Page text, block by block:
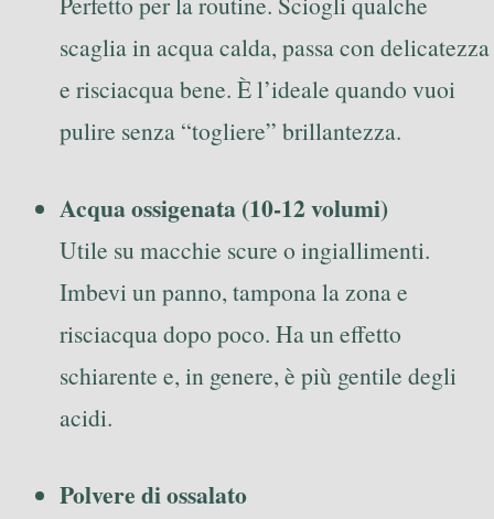
scaglia in acqua calda, passa con delicatezza
e risciacqua bene. È l’ideale quando vuoi
pulire senza “togliere” brillantezza.
Acqua ossigenata (10-12 volumi)
Utile su macchie scure o ingiallimenti.
Imbevi un panno, tampona la zona e
risciacqua dopo poco. Ha un effetto
schiarente e, in genere, è più gentile degli
acidi.
Polvere di ossalato